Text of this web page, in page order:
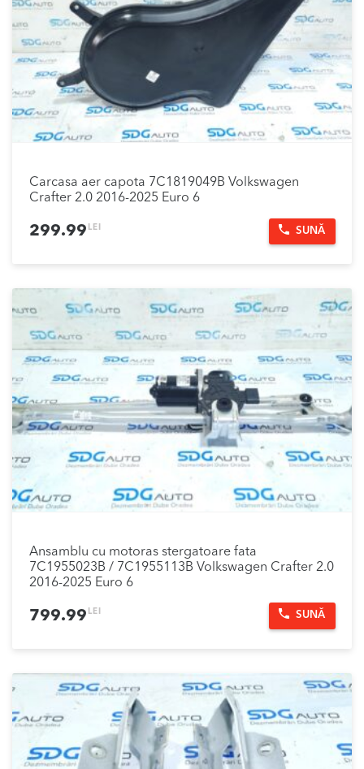
Carcasa aer capota 7C1819049B Volkswagen
Crafter 2.0 2016-2025 Euro 6
299.99 LEI SUNĂ
Ansamblu cu motoras stergatoare fata
7C1955023B / 7C1955113B Volkswagen Crafter 2.0
2016-2025 Euro 6
799.99 LEI SUNĂ